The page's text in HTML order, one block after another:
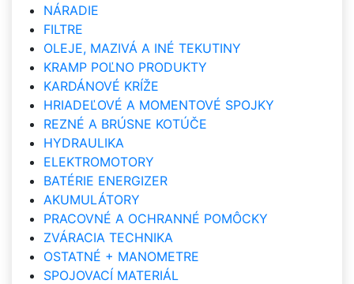
NÁRADIE
FILTRE
OLEJE, MAZIVÁ A INÉ TEKUTINY
KRAMP POĽNO PRODUKTY
KARDÁNOVÉ KRÍŽE
HRIADEĽOVÉ A MOMENTOVÉ SPOJKY
REZNÉ A BRÚSNE KOTÚČE
HYDRAULIKA
ELEKTROMOTORY
BATÉRIE ENERGIZER
AKUMULÁTORY
PRACOVNÉ A OCHRANNÉ POMÔCKY
ZVÁRACIA TECHNIKA
OSTATNÉ + MANOMETRE
SPOJOVACÍ MATERIÁL